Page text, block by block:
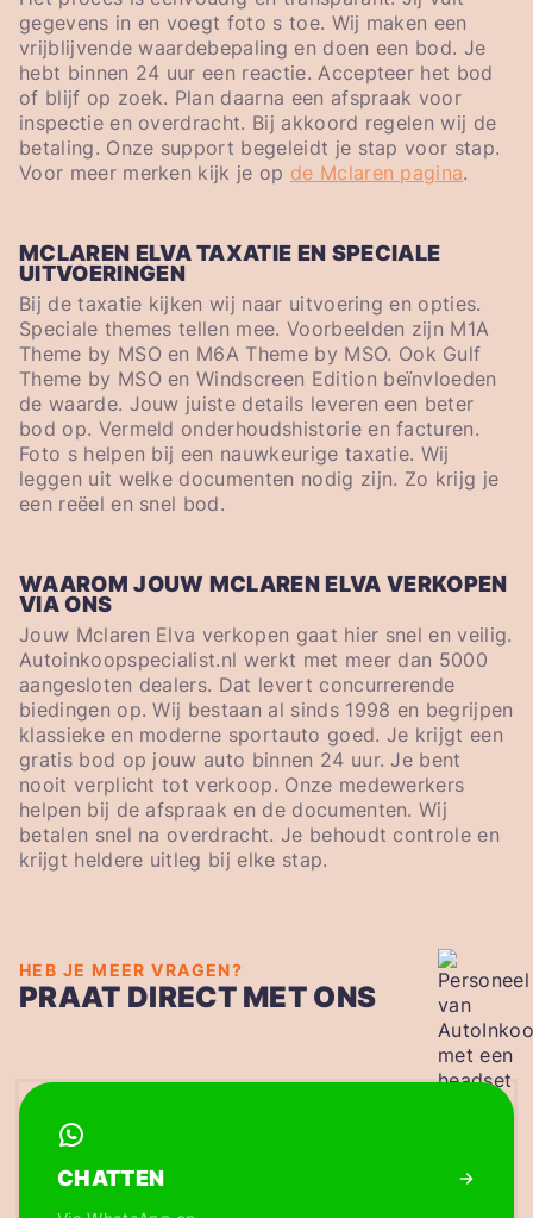
gegevens in en voegt foto s toe. Wij maken een
vrijblijvende waardebepaling en doen een bod. Je
hebt binnen 24 uur een reactie. Accepteer het bod
of blijf op zoek. Plan daarna een afspraak voor
inspectie en overdracht. Bij akkoord regelen wij de
betaling. Onze support begeleidt je stap voor stap.
Voor meer merken kijk je op de Mclaren pagina.
MCLAREN ELVA TAXATIE EN SPECIALE
UITVOERINGEN
Bij de taxatie kijken wij naar uitvoering en opties.
Speciale themes tellen mee. Voorbeelden zijn M1A
Theme by MSO en M6A Theme by MSO. Ook Gulf
Theme by MSO en Windscreen Edition beïnvloeden
de waarde. Jouw juiste details leveren een beter
bod op. Vermeld onderhoudshistorie en facturen.
Foto s helpen bij een nauwkeurige taxatie. Wij
leggen uit welke documenten nodig zijn. Zo krijg je
een reëel en snel bod.
WAAROM JOUW MCLAREN ELVA VERKOPEN
VIA ONS
Jouw Mclaren Elva verkopen gaat hier snel en veilig.
Autoinkoopspecialist.nl werkt met meer dan 5000
aangesloten dealers. Dat levert concurrerende
biedingen op. Wij bestaan al sinds 1998 en begrijpen
klassieke en moderne sportauto goed. Je krijgt een
gratis bod op jouw auto binnen 24 uur. Je bent
nooit verplicht tot verkoop. Onze medewerkers
helpen bij de afspraak en de documenten. Wij
betalen snel na overdracht. Je behoudt controle en
krijgt heldere uitleg bij elke stap.
HEB JE MEER VRAGEN?
PRAAT DIRECT MET ONS
CHATTEN